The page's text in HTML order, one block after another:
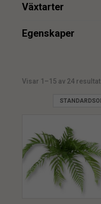
min.
min.Kvist
Växtarter
Egenskaper
Visar 1–15 av 24 resultat